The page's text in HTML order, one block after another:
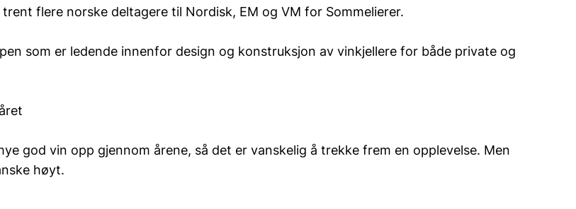
flere norske deltagere til Nordisk, EM og VM for Sommelierer.
som er ledende innenfor design og konstruksjon av vinkjellere for både private og
god vin opp gjennom årene, så det er vanskelig å trekke frem en opplevelse. Men
høyt.